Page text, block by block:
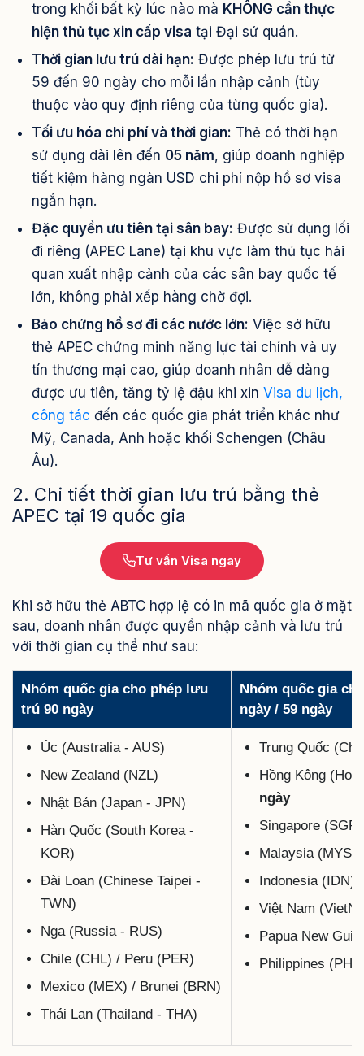
trong khối bất kỳ lúc nào mà KHÔNG cần thực
hiện thủ tục xin cấp visa tại Đại sứ quán.
Thời gian lưu trú dài hạn: Được phép lưu trú từ
59 đến 90 ngày cho mỗi lần nhập cảnh (tùy
thuộc vào quy định riêng của từng quốc gia).
Tối ưu hóa chi phí và thời gian: Thẻ có thời hạn
sử dụng dài lên đến 05 năm, giúp doanh nghiệp
tiết kiệm hàng ngàn USD chi phí nộp hồ sơ visa
ngắn hạn.
Đặc quyền ưu tiên tại sân bay: Được sử dụng lối
đi riêng (APEC Lane) tại khu vực làm thủ tục hải
quan xuất nhập cảnh của các sân bay quốc tế
lớn, không phải xếp hàng chờ đợi.
Bảo chứng hồ sơ đi các nước lớn: Việc sở hữu
thẻ APEC chứng minh năng lực tài chính và uy
tín thương mại cao, giúp doanh nhân dễ dàng
được ưu tiên, tăng tỷ lệ đậu khi xin Visa du lịch,
công tác đến các quốc gia phát triển khác như
Mỹ, Canada, Anh hoặc khối Schengen (Châu
Âu).
2. Chi tiết thời gian lưu trú bằng thẻ
APEC tại 19 quốc gia
Tư vấn Visa ngay
Khi sở hữu thẻ ABTC hợp lệ có in mã quốc gia ở mặt
sau, doanh nhân được quyền nhập cảnh và lưu trú
với thời gian cụ thể như sau:
Nhóm quốc gia cho phép lưu
trú 90 ngày
Nhóm quốc gia
ngày / 59 ngày
Úc (Australia - AUS)
New Zealand (NZL)
Nhật Bản (Japan - JPN)
Hàn Quốc (South Korea -
KOR)
Đài Loan (Chinese Taipei -
TWN)
Nga (Russia - RUS)
Chile (CHL) / Peru (PER)
Mexico (MEX) / Brunei (BRN)
Thái Lan (Thailand - THA)
Trung Quốc
Hồng Kông
ngày
Singapore
Malaysia (MYS):
Indonesia (IDN):
Việt Nam
Papua New
Philippines